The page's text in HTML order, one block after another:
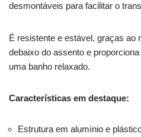
desmontáveis para facilitar o
É resistente e estável, graças ao
debaixo do assento e
uma banho relaxado.
Características em destaque:
Estrutura em alumínio e